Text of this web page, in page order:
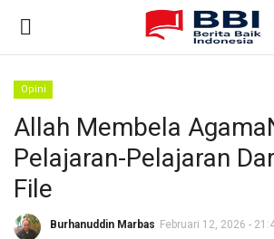
Beranda
Opini
Allah Membela
Pelajaran-Pelajaran
File
Burhanuddin Marbas Februari 12, 2026 -